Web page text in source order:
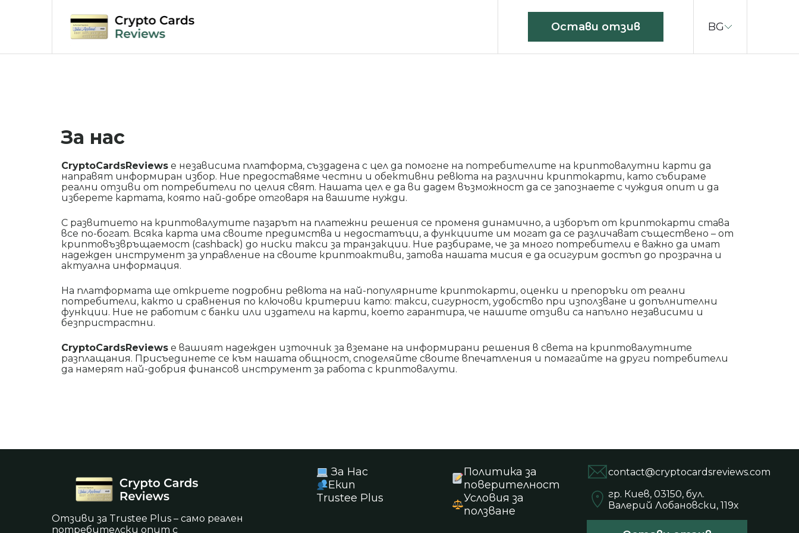
Skip
Остави отзив BG
За нас
CryptoCardsReviews е независима платформа, създадена с цел да помогне на потребителите на криптовалутни карти да
направят информиран избор. Ние предоставяме честни и обективни ревюта на различни криптокарти, като събираме
реални отзиви от потребители по целия свят. Нашата цел е да ви дадем възможност да се запознаете с чуждия опит и да
изберете картата, която най-добре отговаря на вашите нужди.
С развитието на криптовалутите пазарът на платежни решения се променя динамично, а изборът от криптокарти става
все по-богат. Всяка карта има своите предимства и недостатъци, а функциите им могат да се различават съществено – от
криптовъзвръщаемост (cashback) до ниски такси за транзакции. Ние разбираме, че за много потребители е важно да имат
надежден инструмент за управление на своите криптоактиви, затова нашата мисия е да осигурим достъп до прозрачна и
актуална информация.
На платформата ще откриете подробни ревюта на най-популярните криптокарти, оценки и препоръки от реални
потребители, както и сравнения по ключови критерии като: такси, сигурност, удобство при използване и допълнителни
функции. Ние не работим с банки или издатели на карти, което гарантира, че нашите отзиви са напълно независими и
безпристрастни.
CryptoCardsReviews е вашият надежден източник за вземане на информирани решения в света на криптовалутните
разплащания. Присъединете се към нашата общност, споделяйте своите впечатления и помагайте на други потребители
да намерят най-добрия финансов инструмент за работа с криптовалути.
Отзиви за Trustee Plus – само реален
потребителски опит с
За Нас
Екип
Trustee Plus
Политика за
поверителност
Условия за
ползване
contact@cryptocardsreviews.com
гр. Киев, 03150, бул.
Валерий Лобановски, 119х